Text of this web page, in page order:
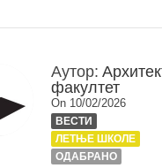
Аутор:
факултет
On 10/02/2026
ВЕСТИ
ЛЕТЊЕ ШКОЛЕ
ОДАБРАНО